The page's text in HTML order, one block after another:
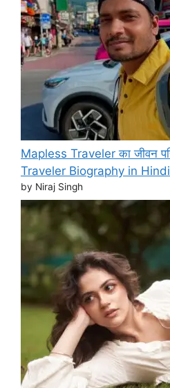
Mapless Traveler का जीवन
Traveler Biography in Hindi
by Niraj Singh